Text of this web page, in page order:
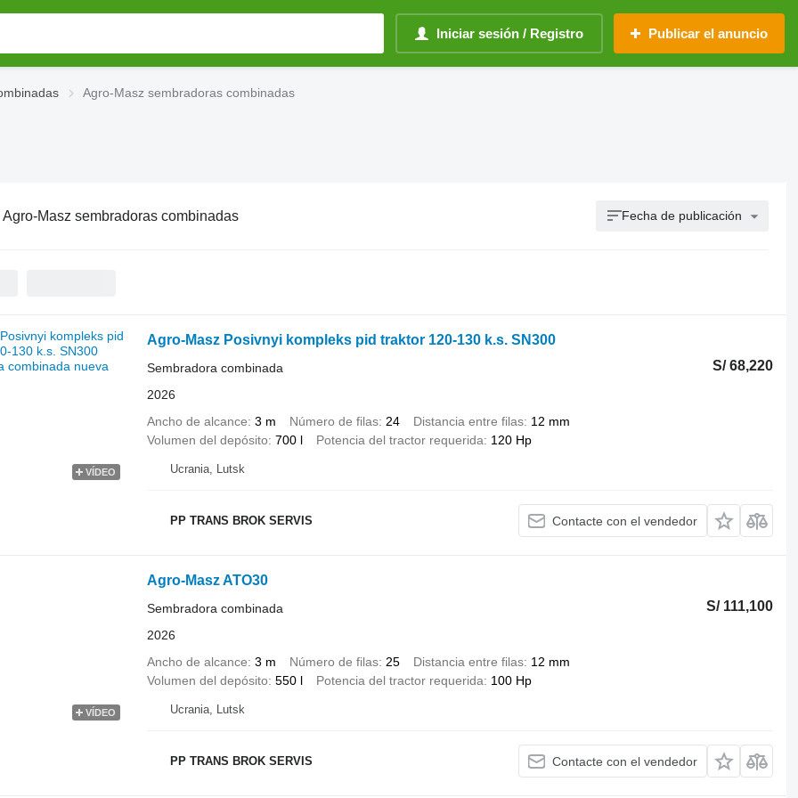
Iniciar sesión / Registro Publicar el anuncio
Agro-Masz sembradoras combinadas
Agro-Masz sembradoras combinadas Fecha de publicación
VÍDEO
Agro-Masz Posivnyi kompleks pid traktor 120-130 k.s. SN300
S/ 68,220
Sembradora combinada
2026
Ancho de alcance 3 m Número de filas 24 Distancia entre filas 12 mm
Volumen del depósito 700 l Potencia del tractor requerida 120 Hp
Ucrania, Lutsk
PP TRANS BROK SERVIS Contacte con el vendedor
VÍDEO
Agro-Masz ATO30
S/ 111,100
Sembradora combinada
2026
Ancho de alcance 3 m Número de filas 25 Distancia entre filas 12 mm
Volumen del depósito 550 l Potencia del tractor requerida 100 Hp
Ucrania, Lutsk
PP TRANS BROK SERVIS Contacte con el vendedor